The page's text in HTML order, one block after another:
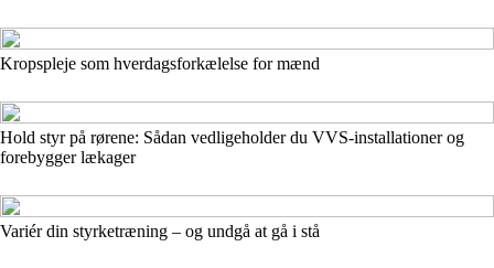
Kropspleje som hverdagsforkælelse for mænd
Hold styr på rørene: Sådan vedligeholder du VVS-installationer og
forebygger lækager
Variér din styrketræning – og undgå at gå i stå